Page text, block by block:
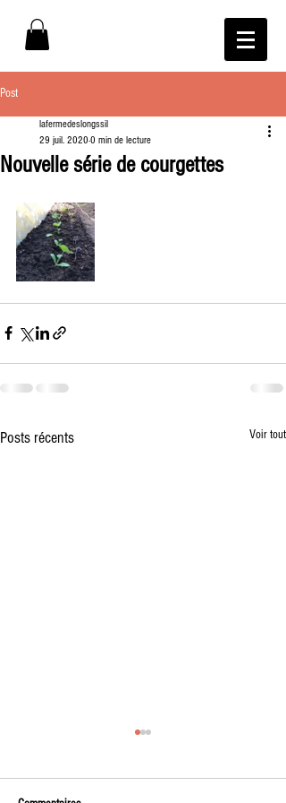
Post
Nouvelle série de courgettes
lafermedeslongssil
29 juil. 2020 0 min de lecture
Posts récents Voir tout
🌱 Vente à la ferme – Vendredi soir